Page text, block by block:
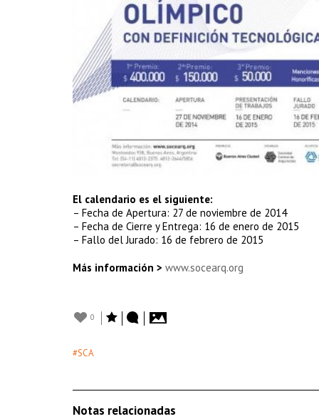
El calendario es el siguiente:
– Fecha de Apertura: 27 de noviembre de 2014
– Fecha de Cierre y Entrega: 16 de enero de 2015
– Fallo del Jurado: 16 de febrero de 2015
Más información > www.socearq.org
0
#SCA
Notas relacionadas